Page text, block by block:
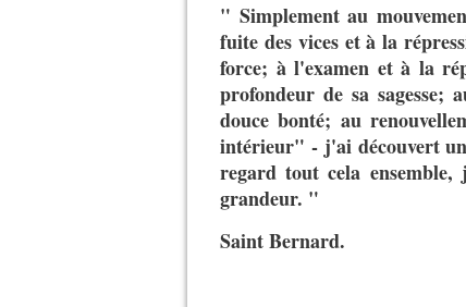
" Simplement au
fuite des vices et à la
force; à l'examen et à la
profondeur de sa sagesse;
douce bonté; au
intérieur" - j'ai découvert un
regard tout cela
grandeur. "
Saint Bernard.